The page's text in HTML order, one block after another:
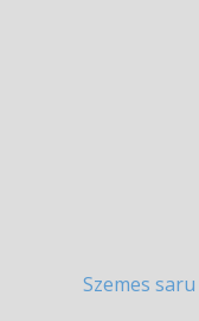
Szemes saru